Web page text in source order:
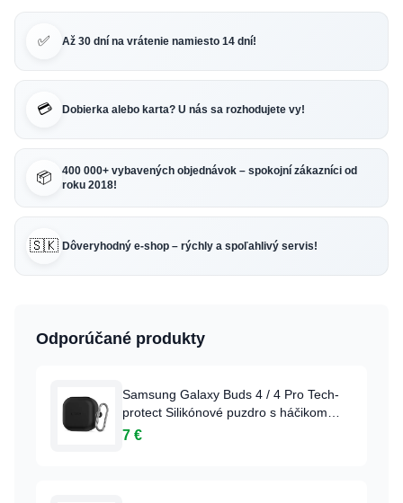
✅ Až 30 dní na vrátenie namiesto 14 dní!
💳 Dobierka alebo karta? U nás sa rozhodujete vy!
📦
400 000+ vybavených objednávok – spokojní zákazníci od
roku 2018!
🇸🇰 Dôveryhodný e-shop – rýchly a spoľahlivý servis!
Odporúčané produkty
Samsung Galaxy Buds 4 / 4 Pro Tech-
protect Silikónové puzdro s háčikom
čierne
7 €